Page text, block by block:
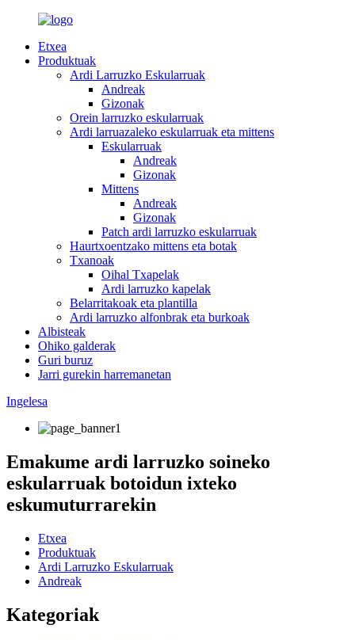
Etxea
Produktuak
Ardi Larruzko Eskularruak
Andreak
Gizonak
Orein larruzko eskularruak
Ardi larruazaleko eskularruak eta mittens
Eskularruak
Andreak
Gizonak
Mittens
Andreak
Gizonak
Patch ardi larruzko eskularruak
Haurtxoentzako mittens eta botak
Txanoak
Oihal Txapelak
Ardi larruzko kapelak
Belarritakoak eta plantilla
Ardi larruzko alfonbrak eta burkoak
Albisteak
Ohiko galderak
Guri buruz
Jarri gurekin harremanetan
Ingelesa
Emakume ardi larruzko soineko
eskularruak botoidun ixteko
eskumuturrarekin
Etxea
Produktuak
Ardi Larruzko Eskularruak
Andreak
Kategoriak